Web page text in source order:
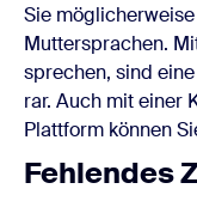
Sie
Muttersprachen.
sprechen, sind
rar. Auch mit einer
Plattform können
Fehlendes